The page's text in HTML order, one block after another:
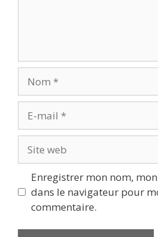
mail
web
Enregistrer mon nom,
dans le navigateur pour
commentaire.